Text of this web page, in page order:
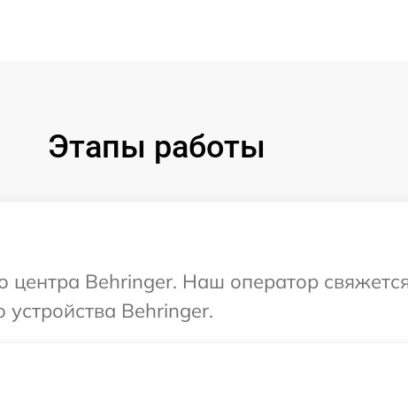
Этапы работы
центра Behringer. Наш оператор
Behringer.